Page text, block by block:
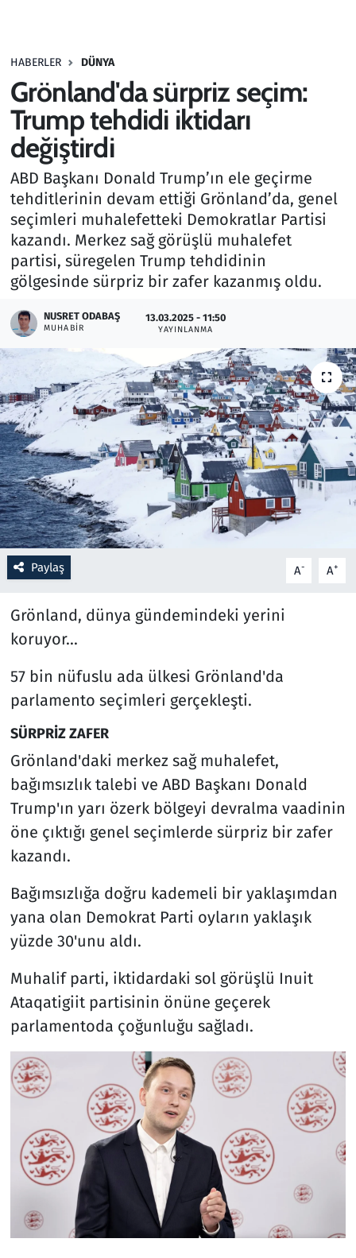
HABERLER DÜNYA
Grönland'da sürpriz seçim:
Trump tehdidi iktidarı
değiştirdi
ABD Başkanı Donald Trump’ın ele geçirme
tehditlerinin devam ettiği Grönland’da, genel
seçimleri muhalefetteki Demokratlar Partisi
kazandı. Merkez sağ görüşlü muhalefet
partisi, süregelen Trump tehdidinin
gölgesinde sürpriz bir zafer kazanmış oldu.
NUSRET ODABAŞ
MUHABIR
13.03.2025 - 11:50
YAYINLANMA
Paylaş A- A+
Grönland, dünya gündemindeki yerini
koruyor...
57 bin nüfuslu ada ülkesi Grönland'da
parlamento seçimleri gerçekleşti.
SÜRPRİZ ZAFER
Grönland'daki merkez sağ muhalefet,
bağımsızlık talebi ve ABD Başkanı Donald
Trump'ın yarı özerk bölgeyi devralma vaadinin
öne çıktığı genel seçimlerde sürpriz bir zafer
kazandı.
Bağımsızlığa doğru kademeli bir yaklaşımdan
yana olan Demokrat Parti oyların yaklaşık
yüzde 30'unu aldı.
Muhalif parti, iktidardaki sol görüşlü Inuit
Ataqatigiit partisinin önüne geçerek
parlamentoda çoğunluğu sağladı.
Haber
Kültür Sanat
Kurumsal Haberler
Lezzet Durağı
Memur ve Kamu
Otomobil
Oyun
Ramazan
Resmi İlanlar
Rüya Tabirleri
Sağlık
Savunma Sanayi
Seçim 2023
Teknoloji ve Bilim
Televizyon